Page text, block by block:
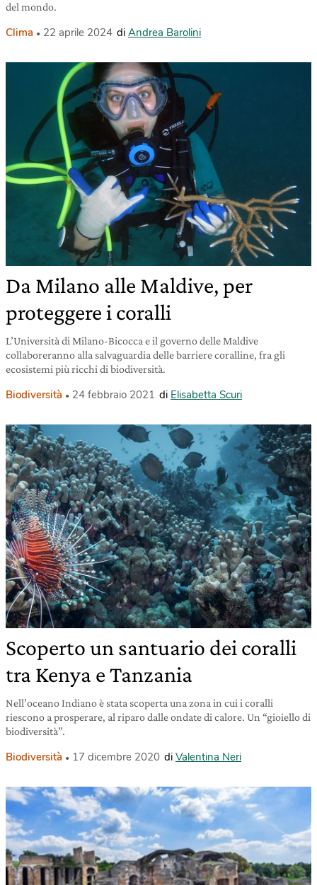
del mondo.
Clima 22 aprile 2024 di Andrea Barolini
Da Milano alle Maldive, per
proteggere i coralli
L’Università di Milano-Bicocca e il governo delle Maldive
collaboreranno alla salvaguardia delle barriere coralline, fra gli
ecosistemi più ricchi di biodiversità.
Biodiversità 24 febbraio 2021 di Elisabetta Scuri
Scoperto un santuario dei coralli
tra Kenya e Tanzania
Nell’oceano Indiano è stata scoperta una zona in cui i coralli
riescono a prosperare, al riparo dalle ondate di calore. Un “gioiello di
biodiversità”.
Biodiversità 17 dicembre 2020 di Valentina Neri